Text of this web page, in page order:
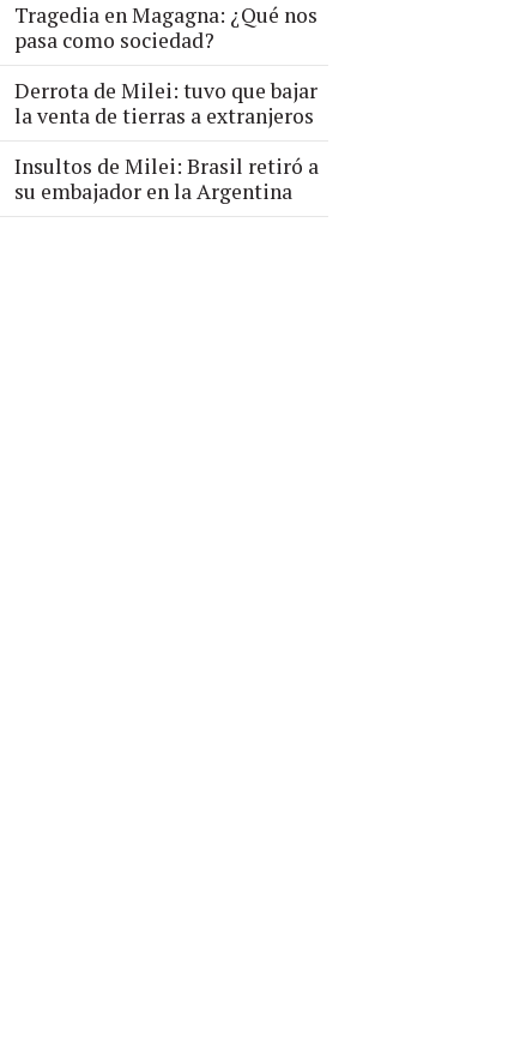
Tragedia en Magagna: ¿Qué nos
pasa como sociedad?
Derrota de Milei: tuvo que bajar
la venta de tierras a extranjeros
Insultos de Milei: Brasil retiró a
su embajador en la Argentina